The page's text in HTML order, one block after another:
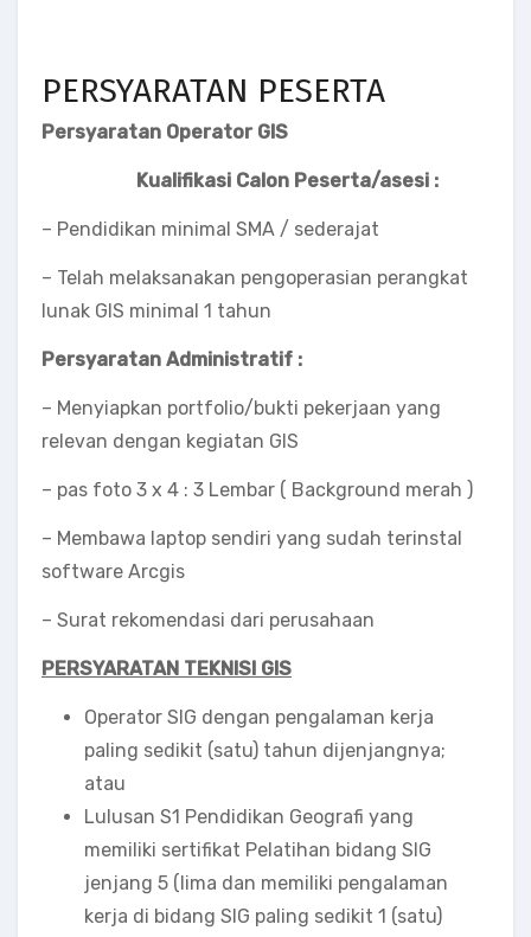
PERSYARATAN PESERTA
Persyaratan Operator GIS
Kualifikasi Calon Peserta/asesi :
– Pendidikan minimal SMA / sederajat
– Telah melaksanakan pengoperasian perangkat
lunak GIS minimal 1 tahun
Persyaratan Administratif :
– Menyiapkan portfolio/bukti pekerjaan yang
relevan dengan kegiatan GIS
– pas foto 3 x 4 : 3 Lembar ( Background merah )
– Membawa laptop sendiri yang sudah terinstal
software Arcgis
– Surat rekomendasi dari perusahaan
PERSYARATAN TEKNISI GIS
Operator SIG dengan pengalaman kerja
paling sedikit (satu) tahun dijenjangnya;
atau
Lulusan S1 Pendidikan Geografi yang
memiliki sertifikat Pelatihan bidang SIG
jenjang 5 (lima dan memiliki pengalaman
kerja di bidang SIG paling sedikit 1 (satu)